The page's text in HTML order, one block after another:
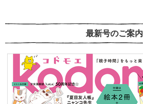
最新号のご案内